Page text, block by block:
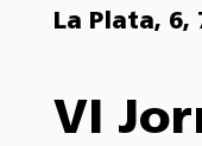
La Plata, 6,
VI